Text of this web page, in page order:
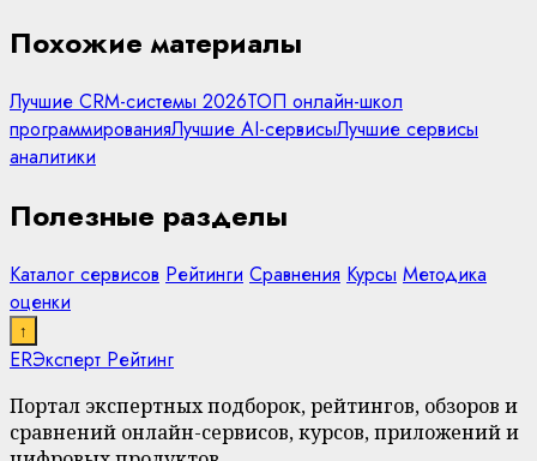
Похожие материалы
Лучшие CRM-системы 2026ТОП онлайн-школ
программированияЛучшие AI-сервисыЛучшие сервисы
аналитики
Полезные разделы
Каталог сервисов Рейтинги Сравнения Курсы Методика
оценки
↑
ERЭксперт Рейтинг
Портал экспертных подборок, рейтингов, обзоров и
сравнений онлайн-сервисов, курсов, приложений и